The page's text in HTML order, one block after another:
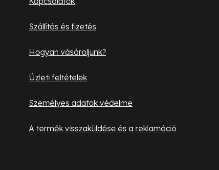
Szállítás és fizetés
Hogyan vásároljunk?
Üzleti feltételek
Személyes adatok védelme
A termék visszaküldése és a reklamáció